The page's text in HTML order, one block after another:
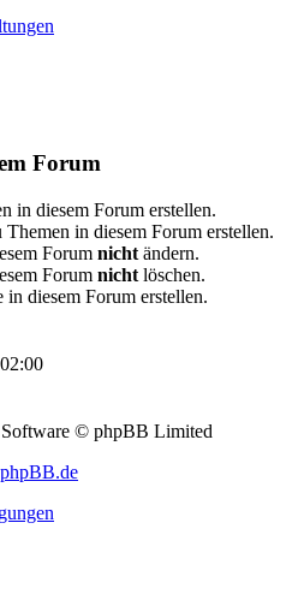
Forum
in diesem Forum erstellen.
in diesem Forum erstellen.
Forum nicht ändern.
Forum nicht löschen.
in diesem Forum erstellen.
© phpBB Limited
phpBB.de